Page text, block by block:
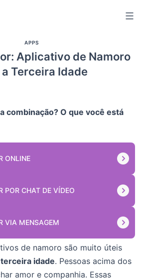
APPS
Aplicativo de Namoro
Terceira Idade
combinação? O que você está
ONLINE
POR CHAT DE VÍDEO
VIA MENSAGEM
de namoro são muito úteis
terceira idade. Pessoas acima dos
amor e companhia. Essas